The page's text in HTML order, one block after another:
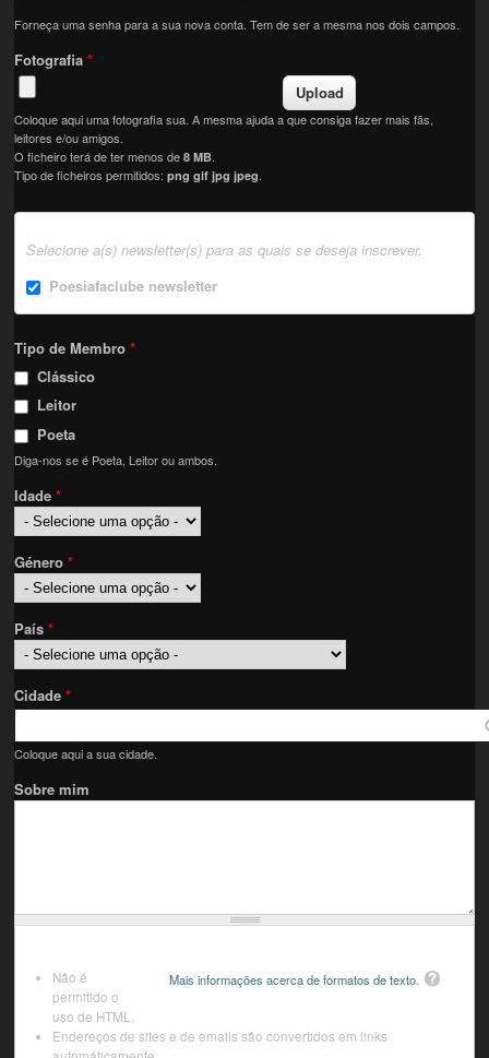
Forneça uma senha para a sua nova conta. Tem de ser a mesma nos dois campos.
Fotografia*
Coloque aqui uma fotografia sua. A mesma ajuda a que consiga fazer mais fãs,
leitores e/ou amigos.
O ficheiro terá de ter menos de8 MB
Tipo de ficheiros permitidos:png gif jpg jpeg
Selecione a(s) newsletter(s) para as quais se deseja inscrever.
Poesiafaclube newsletter
Tipo de Membro*
Clássico
Leitor
Poeta
Diga-nos se é Poeta, Leitor ou ambos.
Idade*
Género*
País*
Cidade*
Coloque aqui a sua cidade.
Sobre mim
Mais informações acerca de formatos de texto.
Não é
permitido o
uso de HTML.
Endereços de sites e de emails são convertidos em links